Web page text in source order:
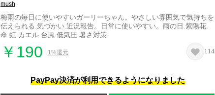
mush
梅雨の毎日に使いやすいガーリーちゃん。やさしい雰囲気で気持ちを
伝えられる.気づかい.近況報告。日常に使いやすい。雨の日.紫陽花.
傘.虹.カエル.台風.低気圧.暑さ対策
￥190 1%還元 114
PayPay決済が利用できるようになりました